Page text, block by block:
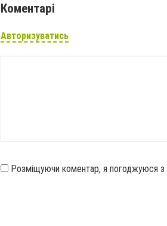
Коментарі
Авторизуватись
Розміщуючи коментар, я погоджуюся з